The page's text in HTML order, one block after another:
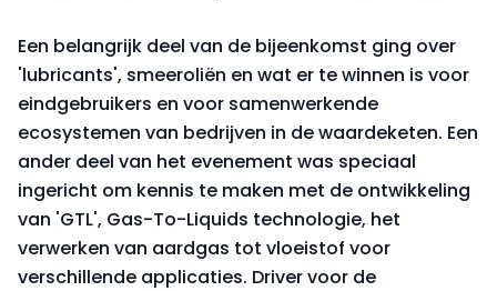
Een belangrijk deel van de bijeenkomst ging over
'lubricants', smeeroliën en wat er te winnen is voor
eindgebruikers en voor samenwerkende
ecosystemen van bedrijven in de waardeketen. Een
ander deel van het evenement was speciaal
ingericht om kennis te maken met de ontwikkeling
van 'GTL', Gas-To-Liquids technologie, het
verwerken van aardgas tot vloeistof voor
verschillende applicaties. Driver voor de